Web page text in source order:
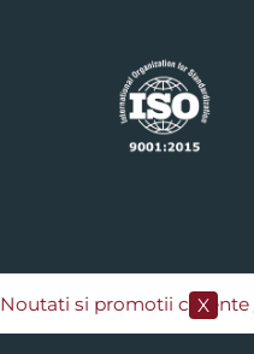
Noutati si promotii curente
X